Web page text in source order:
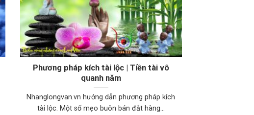
Phương pháp kích tài lộc | Tiền tài vô
quanh năm
Nhanglongvan.vn hướng dẫn phương pháp kích
tài lộc. Một số mẹo buôn bán đắt hàng...